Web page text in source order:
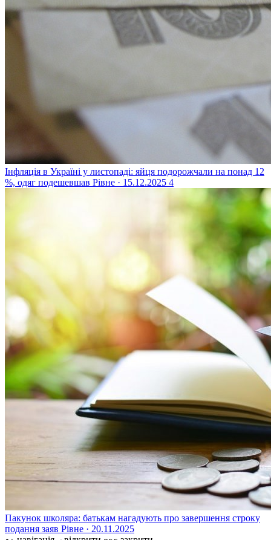
Інфляція в Україні у листопаді: яйця подорожчали на понад 12
%, одяг подешевшав Рівне · 15.12.2025 4
Пакунок школяра: батькам нагадують про завершення строку
подання заяв Рівне · 20.11.2025